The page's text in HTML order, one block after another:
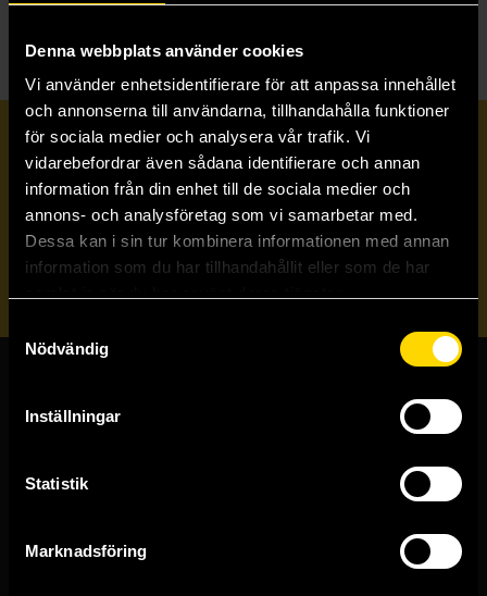
Denna webbplats använder cookies
Vi använder enhetsidentifierare för att anpassa innehållet
och annonserna till användarna, tillhandahålla funktioner
för sociala medier och analysera vår trafik. Vi
vidarebefordrar även sådana identifierare och annan
information från din enhet till de sociala medier och
annons- och analysföretag som vi samarbetar med.
Dessa kan i sin tur kombinera informationen med annan
information som du har tillhandahållit eller som de har
Nödvändig
Inställningar
Statistik
Marknadsföring
Prenumerera på vårt nyhetsbrev
Veckobrevet
Skicka
Butiker & kundtjänst
Västerlånggatan 48
Göteborgsbutiken
Kungsgatan 19